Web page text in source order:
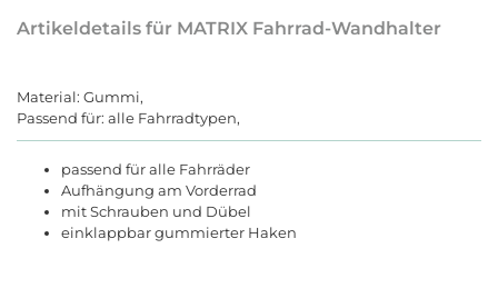
Artikeldetails für MATRIX Fahrrad-Wandhalter
Material: Gummi,
Passend für: alle Fahrradtypen,
passend für alle Fahrräder
Aufhängung am Vorderrad
mit Schrauben und Dübel
einklappbar gummierter Haken